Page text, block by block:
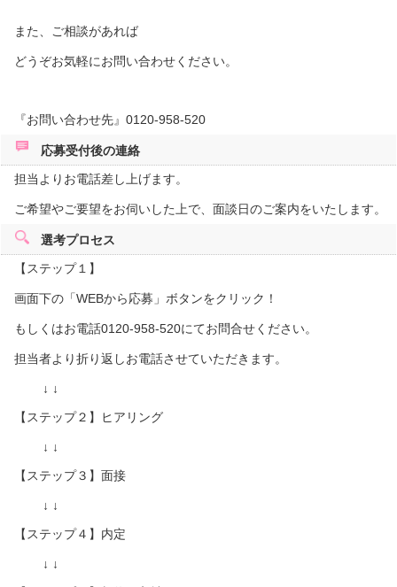
また、ご相談があれば
どうぞお気軽にお問い合わせください。
『お問い合わせ先』0120-958-520
応募受付後の連絡
担当よりお電話差し上げます。
ご希望やご要望をお伺いした上で、面談日のご案内をいたします。
選考プロセス
【ステップ１】
画面下の「WEBから応募」ボタンをクリック！
もしくはお電話0120-958-520にてお問合せください。
担当者より折り返しお電話させていただきます。
↓ ↓
【ステップ２】ヒアリング
↓ ↓
【ステップ３】面接
↓ ↓
【ステップ４】内定
↓ ↓